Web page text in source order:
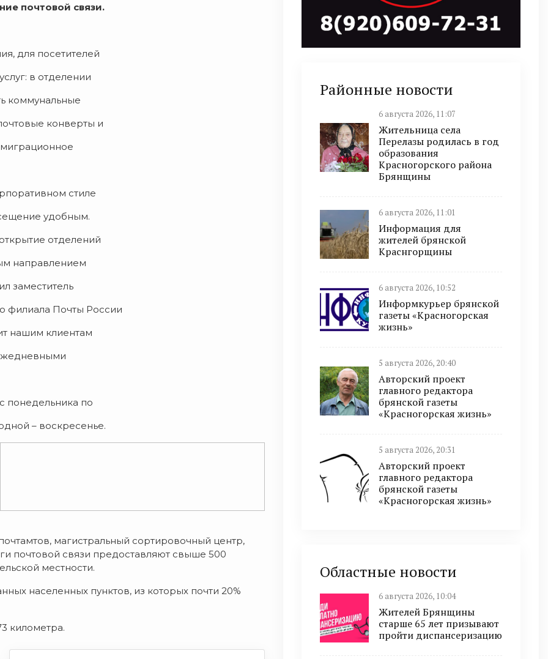
почтовой связи.
для посетителей
в отделении
коммунальные
конверты и
стиле
удобным.
отделений
направлением
заместитель
филиала Почты России
нашим клиентам
понедельника по
– воскресенье.
магистральный сортировочный центр,
почтовой связи предоставляют свыше 500
местности.
населенных пунктов, из которых почти 20%
километра.
Районные новости
6 августа 2026, 11:07
Жительница села
Перелазы родилась в год
образования
Красногорского района
Брянщины
6 августа 2026, 11:01
Информация для
жителей брянской
Краснгорщины
6 августа 2026, 10:52
Информкурьер брянской
газеты «Красногорская
жизнь»
5 августа 2026, 20:40
Авторский проект
главного редактора
брянской газеты
«Красногорская жизнь»
5 августа 2026, 20:31
Авторский проект
главного редактора
брянской газеты
«Красногорская жизнь»
Областные новости
6 августа 2026, 10:04
Жителей Брянщины
старше 65 лет призывают
пройти диспансеризацию